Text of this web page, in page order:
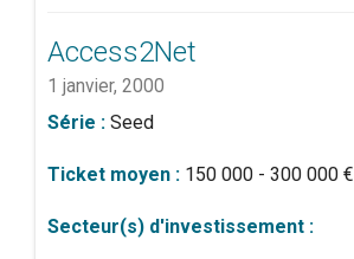
Access2Net
1 janvier, 2000
Série : Seed
Ticket moyen : 150 000 - 300 000 €
Secteur(s) d'investissement :